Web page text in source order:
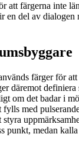
att färgerna inte
en del av dialogen
färger för
däremot definiera
om det badar i
med
styra
punkt, medan